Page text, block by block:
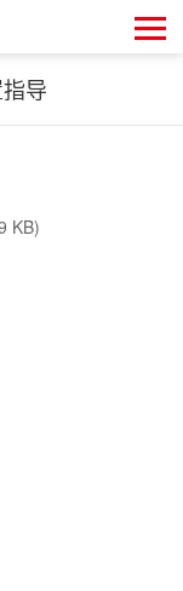
导
KB)